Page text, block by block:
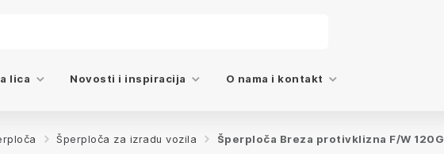
lica Novosti i inspiracija O nama i kontakt
Šperploča za izradu vozila Šperploča Breza protivklizna F/W